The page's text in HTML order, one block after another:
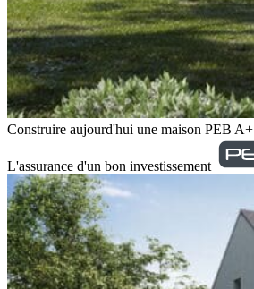
Construire aujourd'hui une maison PEB A+
L'assurance d'un bon investissement